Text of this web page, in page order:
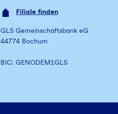
Filiale finden
GLS Gemeinschaftsbank eG
44774 Bochum
BIC: GENODEM1GLS